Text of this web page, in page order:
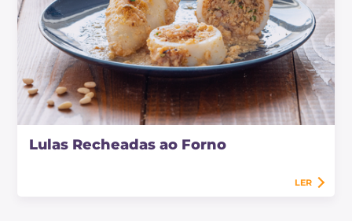
Lulas Recheadas ao Forno
LER